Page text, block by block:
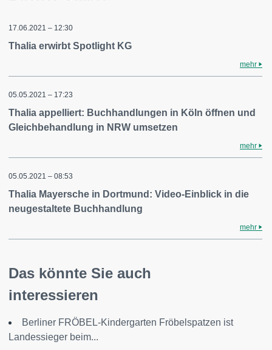
17.06.2021 – 12:30
Thalia erwirbt Spotlight KG
mehr
05.05.2021 – 17:23
Thalia appelliert: Buchhandlungen in Köln öffnen und
Gleichbehandlung in NRW umsetzen
mehr
05.05.2021 – 08:53
Thalia Mayersche in Dortmund: Video-Einblick in die
neugestaltete Buchhandlung
mehr
Das könnte Sie auch
interessieren
Berliner FRÖBEL-Kindergarten Fröbelspatzen ist
Landessieger beim...